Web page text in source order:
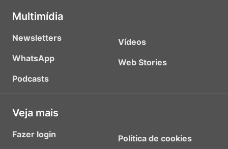
Multimídia
Newsletters
WhatsApp
Podcasts
Vídeos
Web Stories
Veja mais
Fazer login
Política de cookies